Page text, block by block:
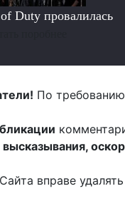
Duty провалилась
По
вправе